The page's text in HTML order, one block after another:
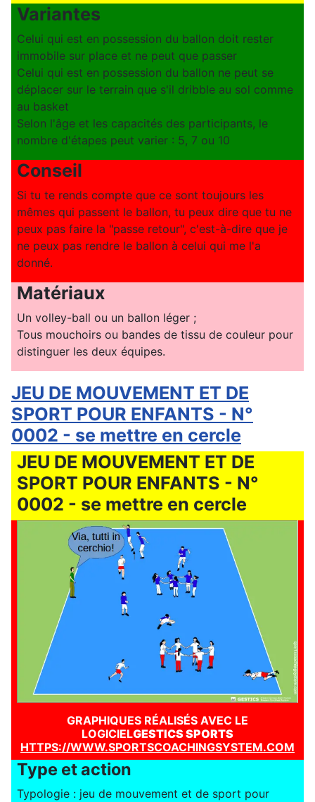
Variantes
Celui qui est en possession du ballon doit rester
immobile sur place et ne peut que passer
Celui qui est en possession du ballon ne peut se
déplacer sur le terrain que s'il dribble au sol comme
au basket
Selon l'âge et les capacités des participants, le
nombre d'étapes peut varier : 5, 7 ou 10
Conseil
Si tu te rends compte que ce sont toujours les
mêmes qui passent le ballon, tu peux dire que tu ne
peux pas faire la "passe retour", c'est-à-dire que je
ne peux pas rendre le ballon à celui qui me l'a
donné.
Matériaux
Un volley-ball ou un ballon léger ;
Tous mouchoirs ou bandes de tissu de couleur pour
distinguer les deux équipes.
JEU DE MOUVEMENT ET DE
SPORT POUR ENFANTS - N°
0002 - se mettre en cercle
JEU DE MOUVEMENT ET DE
SPORT POUR ENFANTS - N°
0002 - se mettre en cercle
GRAPHIQUES RÉALISÉS AVEC LE
LOGICIELGESTICS SPORTS
HTTPS://WWW.SPORTSCOACHINGSYSTEM.COM
Type et action
Typologie : jeu de mouvement et de sport pour